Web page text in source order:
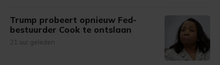
Trump probeert opnieuw Fed-
bestuurder Cook te ontslaan
21 uur geleden